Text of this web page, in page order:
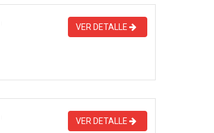
VER DETALLE
VER DETALLE